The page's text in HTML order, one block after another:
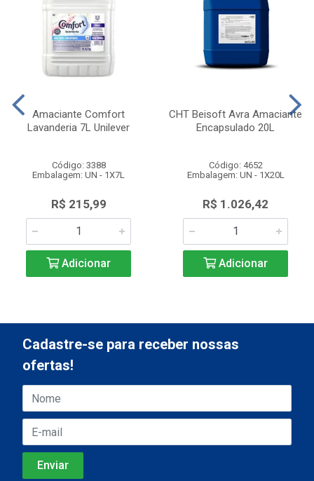
Amaciante Comfort
Lavanderia 7L Unilever
Código: 3388
Embalagem: UN - 1X7L
R$ 215,99
Adicionar
CHT Beisoft Avra Amaciante
Encapsulado 20L
Código: 4652
Embalagem: UN - 1X20L
R$ 1.026,42
Adicionar
Cadastre-se para receber nossas
ofertas!